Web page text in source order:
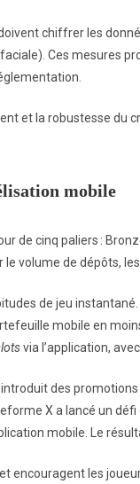
chiffrer les
Ces mesures
et la robustesse
mobile
de cinq paliers :
volume de dépôts,
de jeu
mobile en
via l’application,
des
X a lancé un
mobile. Le
encouragent les